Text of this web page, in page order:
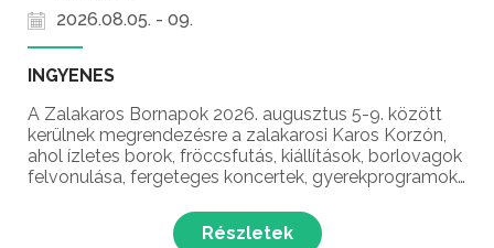
2026.08.05. - 09.
INGYENES
A Zalakaros Bornapok 2026. augusztus 5-9. között
kerülnek megrendezésre a zalakarosi Karos Korzón,
ahol ízletes borok, fröccsfutás, kiállítások, borlovagok
felvonulása, fergeteges koncertek, gyerekprogramok
egyik legnépszerűbb nyári rendezvényén!...
Részletek